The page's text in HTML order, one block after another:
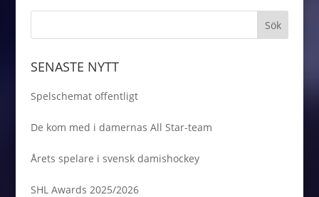
SENASTE NYTT
Spelschemat offentligt
De kom med i damernas All Star-team
Årets spelare i svensk damishockey
SHL Awards 2025/2026